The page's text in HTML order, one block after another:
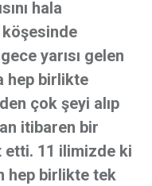
hala
yarısı gelen
hep birlikte
çok şeyi alıp
itibaren bir
11 ilimizde ki
hep birlikte tek